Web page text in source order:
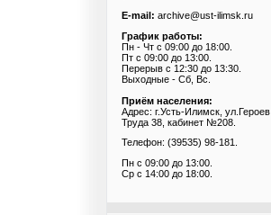
E-mail: archive@ust-ilimsk.ru
График работы:
Пн - Чт с 09:00 до 18:00.
Пт с 09:00 до 13:00.
Перерыв с 12:30 до 13:30.
Выходные - Сб, Вс.
Приём населения:
Адрес: г.Усть-Илимск, ул.Героев
Труда 38, кабинет №208.
Телефон: (39535) 98-181.
Пн с 09:00 до 13:00.
Ср с 14:00 до 18:00.